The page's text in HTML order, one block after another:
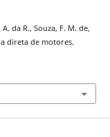
da R., Souza, F. M. de,
direta de motores.